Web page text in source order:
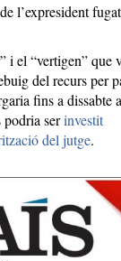
l’expresident
i el “vertigen” que
del recurs per
fins a dissabte
serinvestit
del jutge.